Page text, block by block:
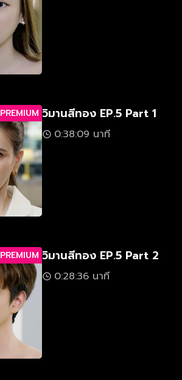
PREMIUM วิมานสีทอง EP.5 Part 1
0:38:09 นาที
PREMIUM วิมานสีทอง EP.5 Part 2
0:28:36 นาที